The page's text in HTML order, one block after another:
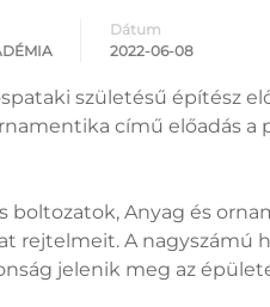
Dátum
2022-06-08
születésű építész
című előadás
boltozatok, Anyag és
rejtelmeit. A
jelenik meg az